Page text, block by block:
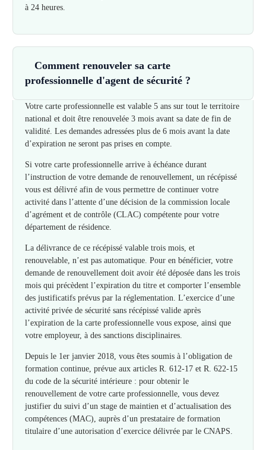
à 24 heures.
Comment renouveler sa carte
professionnelle d'agent de sécurité ?
Votre carte professionnelle est valable 5 ans sur tout le territoire
national et doit être renouvelée 3 mois avant sa date de fin de
validité. Les demandes adressées plus de 6 mois avant la date
d’expiration ne seront pas prises en compte.
Si votre carte professionnelle arrive à échéance durant
l’instruction de votre demande de renouvellement, un récépissé
vous est délivré afin de vous permettre de continuer votre
activité dans l’attente d’une décision de la commission locale
d’agrément et de contrôle (CLAC) compétente pour votre
département de résidence.
La délivrance de ce récépissé valable trois mois, et
renouvelable, n’est pas automatique. Pour en bénéficier, votre
demande de renouvellement doit avoir été déposée dans les trois
mois qui précèdent l’expiration du titre et comporter l’ensemble
des justificatifs prévus par la réglementation. L’exercice d’une
activité privée de sécurité sans récépissé valide après
l’expiration de la carte professionnelle vous expose, ainsi que
votre employeur, à des sanctions disciplinaires.
Depuis le 1er janvier 2018, vous êtes soumis à l’obligation de
formation continue, prévue aux articles R. 612-17 et R. 622-15
du code de la sécurité intérieure : pour obtenir le
renouvellement de votre carte professionnelle, vous devez
justifier du suivi d’un stage de maintien et d’actualisation des
compétences (MAC), auprès d’un prestataire de formation
titulaire d’une autorisation d’exercice délivrée par le CNAPS.